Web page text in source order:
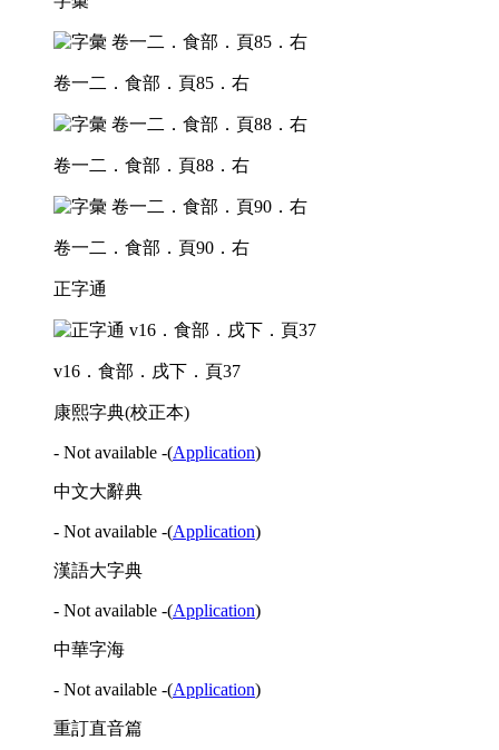
卷一二．食部．頁85．右
卷一二．食部．頁88．右
卷一二．食部．頁90．右
正字通
v16．食部．戌下．頁37
康熙字典(校正本)
- Not available -(Application)
中文大辭典
- Not available -(Application)
漢語大字典
- Not available -(Application)
中華字海
- Not available -(Application)
重訂直音篇